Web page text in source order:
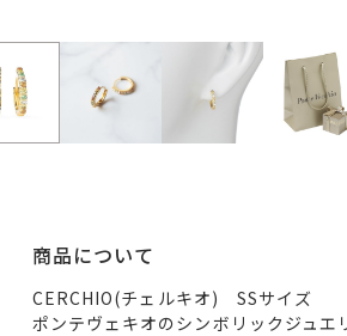
商品について
CERCHIO(チェルキオ) SSサイズ
ポンテヴェキオのシンボリックジュエ